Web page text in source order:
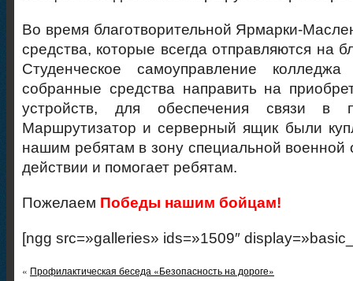
Во время благотворительной Ярмарки-
средства, которые всегда отправляются на
Студенческое самоуправление
собранные средства направить на
устройств, для обеспечения связи в
Маршрутизатор и серверный ящик были
нашим ребятам в зону специальной военной
действии и помогает ребятам.
Пожелаем Победы нашим бойцам!
[ngg src=»galleries» ids=»1509″
« Профилактическая беседа «Безопасность на дороге»